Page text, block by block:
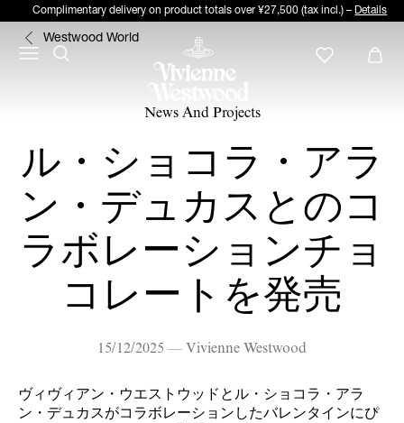
Complimentary delivery on product totals over ¥27,500 (tax incl.) – Details
Westwood World
News And Projects
ル・ショコラ・アラ
ン・デュカスとのコ
ラボレーションチョ
コレートを発売
15/12/2025 — Vivienne Westwood
ヴィヴィアン・ウエストウッドとル・ショコラ・アラ
ン・デュカスがコラボレーションしたバレンタインにぴ